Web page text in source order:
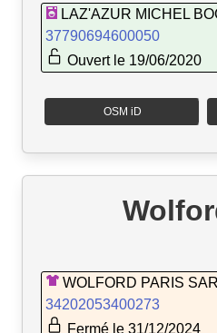
LAZ'AZUR MICHEL
37790694600050
Ouvert le 19/06/2020
OSM iD
WOLFORD PARIS
34202053400273
Fermé le 31/12/2024